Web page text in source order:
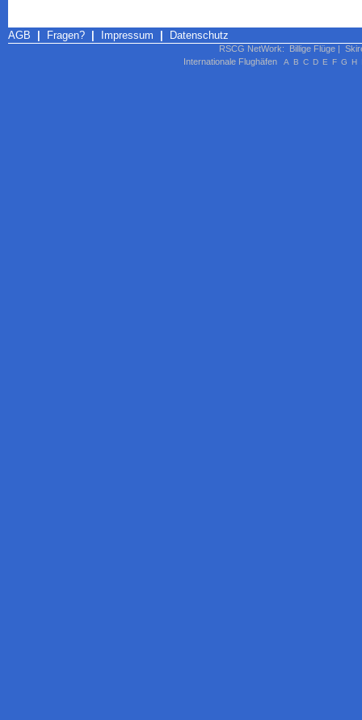
AGB Fragen? Impressum Datenschutz
RSCG NetWork: Billige Flüge |
Internationale Flughäfen
A B C D E F G H